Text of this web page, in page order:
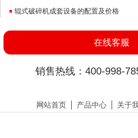
辊式破碎机成套设备的配置及价格
在线客服
销售热线：400-998-
网站首页 产品中心 关于